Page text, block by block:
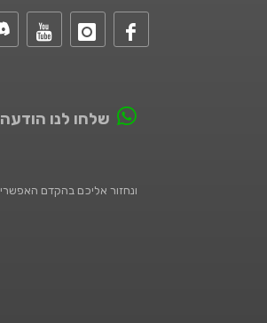
שלחו לנו הודעה
ונחזור אליכם בהקדם האפשרי